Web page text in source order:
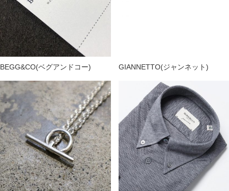
BEGG&CO(ベグアンドコー) GIANNETTO(ジャンネット)